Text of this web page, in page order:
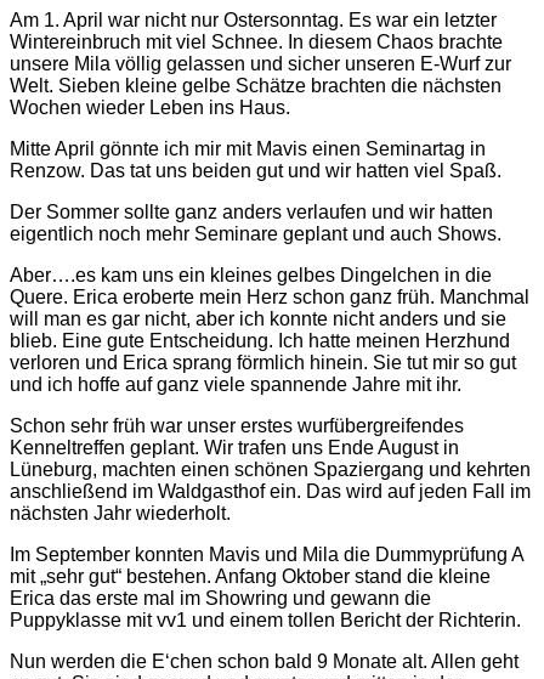
Am 1. April war nicht nur Ostersonntag. Es war ein letzter
Wintereinbruch mit viel Schnee. In diesem Chaos brachte
unsere Mila völlig gelassen und sicher unseren E-Wurf zur
Welt. Sieben kleine gelbe Schätze brachten die nächsten
Wochen wieder Leben ins Haus.
Mitte April gönnte ich mir mit Mavis einen Seminartag in
Renzow. Das tat uns beiden gut und wir hatten viel Spaß.
Der Sommer sollte ganz anders verlaufen und wir hatten
eigentlich noch mehr Seminare geplant und auch Shows.
Aber….es kam uns ein kleines gelbes Dingelchen in die
Quere. Erica eroberte mein Herz schon ganz früh. Manchmal
will man es gar nicht, aber ich konnte nicht anders und sie
blieb. Eine gute Entscheidung. Ich hatte meinen Herzhund
verloren und Erica sprang förmlich hinein. Sie tut mir so gut
und ich hoffe auf ganz viele spannende Jahre mit ihr.
Schon sehr früh war unser erstes wurfübergreifendes
Kenneltreffen geplant. Wir trafen uns Ende August in
Lüneburg, machten einen schönen Spaziergang und kehrten
anschließend im Waldgasthof ein. Das wird auf jeden Fall im
nächsten Jahr wiederholt.
Im September konnten Mavis und Mila die Dummyprüfung A
mit „sehr gut“ bestehen. Anfang Oktober stand die kleine
Erica das erste mal im Showring und gewann die
Puppyklasse mit vv1 und einem tollen Bericht der Richterin.
Nun werden die E‘chen schon bald 9 Monate alt. Allen geht